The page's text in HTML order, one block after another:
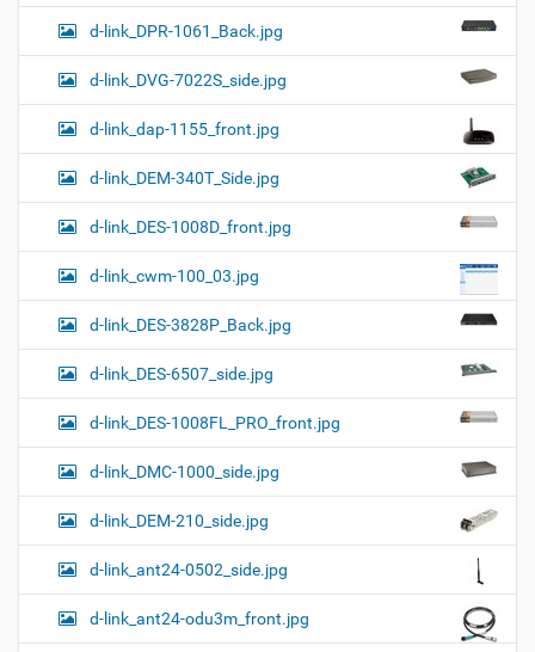
d-link_DPR-1061_Back.jpg
d-link_DVG-7022S_side.jpg
d-link_dap-1155_front.jpg
d-link_DEM-340T_Side.jpg
d-link_DES-1008D_front.jpg
d-link_cwm-100_03.jpg
d-link_DES-3828P_Back.jpg
d-link_DES-6507_side.jpg
d-link_DES-1008FL_PRO_front.jpg
d-link_DMC-1000_side.jpg
d-link_DEM-210_side.jpg
d-link_ant24-0502_side.jpg
d-link_ant24-odu3m_front.jpg